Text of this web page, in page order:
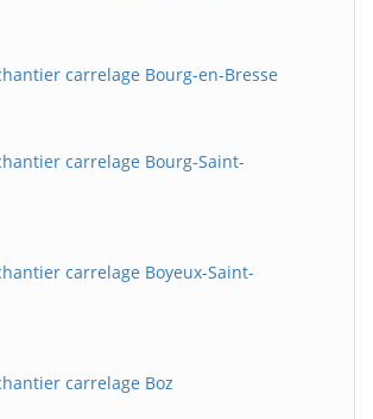
carrelage Bourg-en-Bresse
carrelage Bourg-Saint-
carrelage Boyeux-Saint-
carrelage Boz